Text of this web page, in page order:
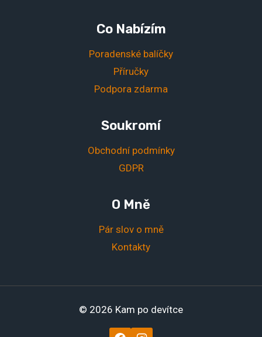
Co Nabízím
Poradenské balíčky
Příručky
Podpora zdarma
Soukromí
Obchodní podmínky
GDPR
O Mně
Pár slov o mně
Kontakty
© 2026 Kam po devítce